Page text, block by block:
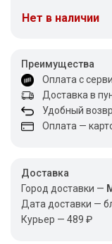
Нет в наличии
Преимущества
Оплата с
Доставка в
Удобный
Оплата —
Доставка
Город доставки —
Дата доставки —
Курьер — 489 ₽